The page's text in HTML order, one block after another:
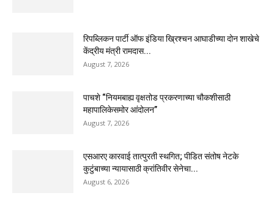
रिपब्लिकन पार्टी ऑफ इंडिया ख्रिश्चन आघाडीच्या दोन शाखेचे
केंद्रीय मंत्री रामदास...
August 7, 2026
पाचशे “नियमबाह्य वृक्षतोड प्रकरणाच्या चौकशीसाठी
महापालिकेसमोर आंदोलन”
August 7, 2026
एसआरए कारवाई तात्पुरती स्थगित; पीडित संतोष नेटके
कुटुंबाच्या न्यायासाठी क्रांतिवीर सेनेचा...
August 6, 2026